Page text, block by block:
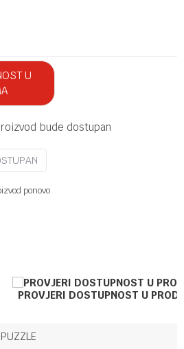
U
bude dostupan
ponovo
PROVJERI DOSTUPNOST U
PUZZLE